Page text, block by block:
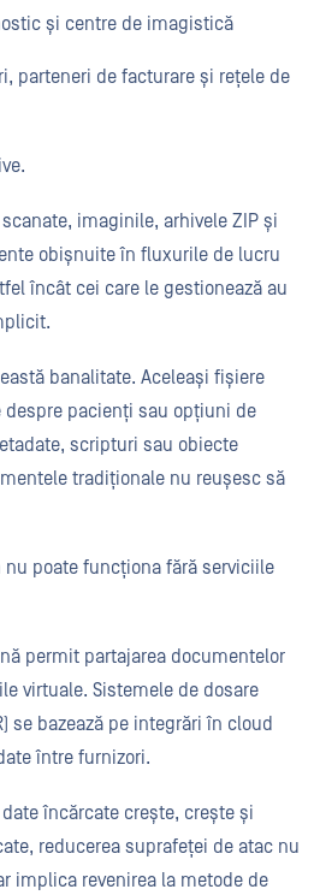
și centre de imagistică
parteneri de facturare și rețele de
imaginile, arhivele ZIP și
obișnuite în fluxurile de lucru
încât cei care le gestionează au
banalitate. Aceleași fișiere
pacienți sau opțiuni de
scripturi sau obiecte
tradiționale nu reușesc să
poate funcționa fără serviciile
permit partajarea documentelor
virtuale. Sistemele de dosare
se bazează pe integrări în cloud
între furnizori.
încărcate crește, crește și
reducerea suprafeței de atac nu
implica revenirea la metode de